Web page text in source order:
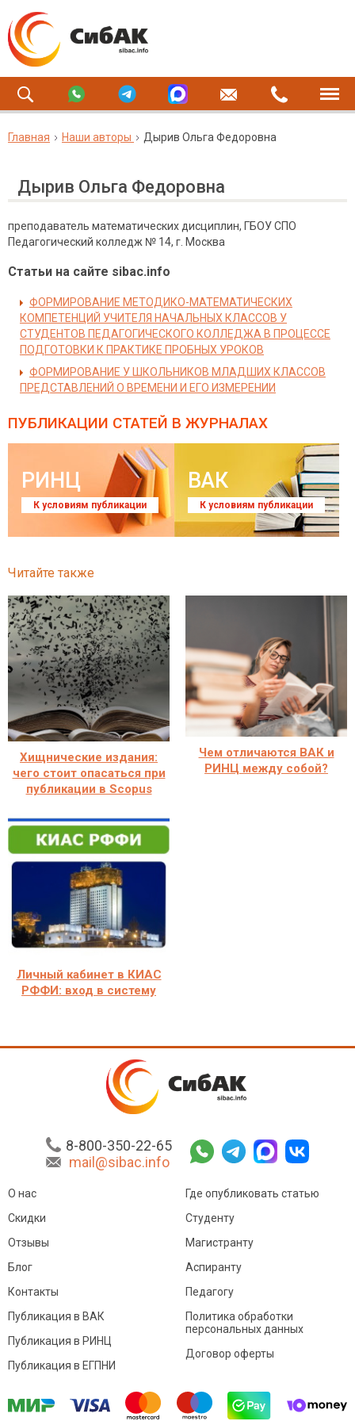
Главная Наши авторы Дырив Ольга Федоровна
Дырив Ольга Федоровна
преподаватель математических дисциплин, ГБОУ СПО
Педагогический колледж № 14, г. Москва
Статьи на сайте sibac.info
ФОРМИРОВАНИE МЕТОДИКО-МАТЕМАТИЧЕСКИХ
КОМПЕТЕНЦИЙ УЧИТЕЛЯ НАЧАЛЬНЫХ КЛАССОВ У
СТУДЕНТОВ ПЕДАГОГИЧЕСКОГО КОЛЛЕДЖА В ПРОЦЕССЕ
ПОДГОТОВКИ К ПРАКТИКЕ ПРОБНЫХ УРОКОВ
ФОРМИРОВАНИE У ШКОЛЬНИКОВ МЛАДШИХ КЛАССОВ
ПРЕДСТАВЛЕНИЙ О ВРЕМЕНИ И ЕГО ИЗМЕРЕНИИ
ПУБЛИКАЦИИ СТАТЕЙ В ЖУРНАЛАХ
РИНЦ
К условиям публикации
ВАК
К условиям публикации
Читайте также
Хищнические издания:
чего стоит опасаться при
публикации в Scopus
Чем отличаются ВАК и
РИНЦ между собой?
Личный кабинет в КИАС
РФФИ: вход в систему
8-800-350-22-65
mail@sibac.info
О нас
Скидки
Отзывы
Блог
Контакты
Где опубликовать статью
Студенту
Магистранту
Аспиранту
Педагогу
Публикация в ВАК
Публикация в РИНЦ
Публикация в ЕГПНИ
Политика обработки
персональных данных
Договор оферты